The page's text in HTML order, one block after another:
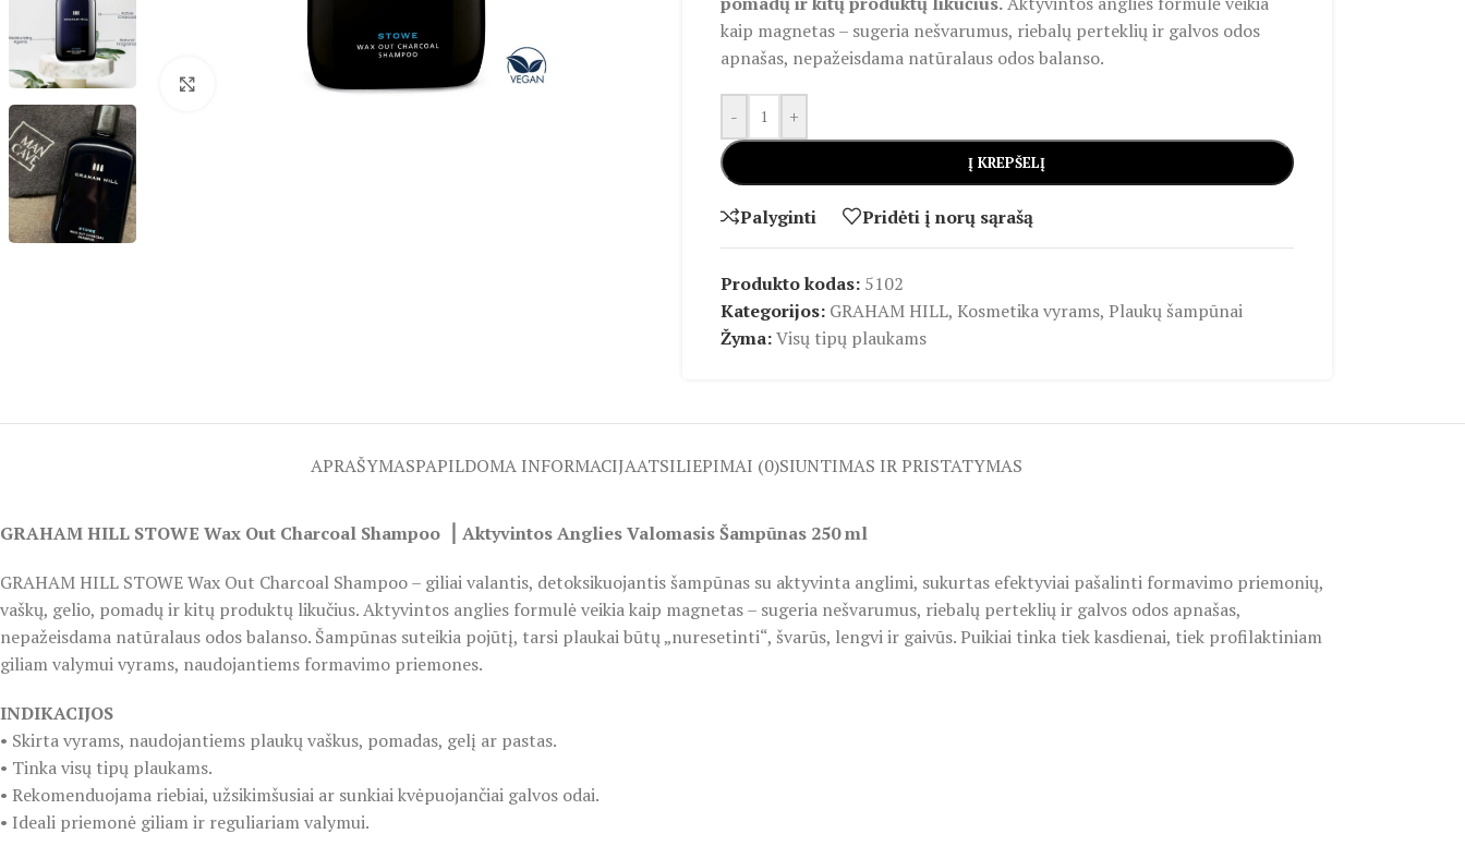
Spustelėkite, kad padidintumėte
kaip magnetas – sugeria nešvarumus, riebalų perteklių ir galvos odos
apnašas, nepažeisdama natūralaus odos balanso.
- +
Į KREPŠELĮ
Palyginti Pridėti į norų sąrašą
Produkto kodas: 5102
Kategorijos: GRAHAM HILL, Kosmetika vyrams, Plaukų šampūnai
Žyma:Visų tipų plaukams
APRAŠYMASPAPILDOMA INFORMACIJAATSILIEPIMAI (0)SIUNTIMAS IR PRISTATYMAS
GRAHAM HILL STOWE Wax Out Charcoal Shampoo ⎮ Aktyvintos Anglies Valomasis Šampūnas 250 ml
GRAHAM HILL STOWE Wax Out Charcoal Shampoo – giliai valantis, detoksikuojantis šampūnas su aktyvinta anglimi, sukurtas efektyviai pašalinti formavimo priemonių,
vaškų, gelio, pomadų ir kitų produktų likučius. Aktyvintos anglies formulė veikia kaip magnetas – sugeria nešvarumus, riebalų perteklių ir galvos odos apnašas,
nepažeisdama natūralaus odos balanso. Šampūnas suteikia pojūtį, tarsi plaukai būtų „nuresetinti“, švarūs, lengvi ir gaivūs. Puikiai tinka tiek kasdienai, tiek profilaktiniam
giliam valymui vyrams, naudojantiems formavimo priemones.
INDIKACIJOS
• Skirta vyrams, naudojantiems plaukų vaškus, pomadas, gelį ar pastas.
• Tinka visų tipų plaukams.
• Rekomenduojama riebiai, užsikimšusiai ar sunkiai kvėpuojančiai galvos odai.
• Ideali priemonė giliam ir reguliariam valymui.